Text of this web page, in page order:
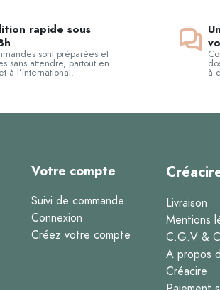
rapide sous
sont préparées et
sans attendre, partout en
à l’international. à
Votre compte
Suivi de commande
Connexion
Créez votre compte
Livraison
Mentions
C.G.V &
A propos
Créacire